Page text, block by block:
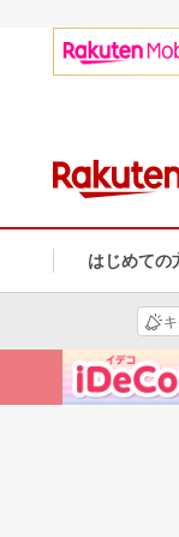
はじめての